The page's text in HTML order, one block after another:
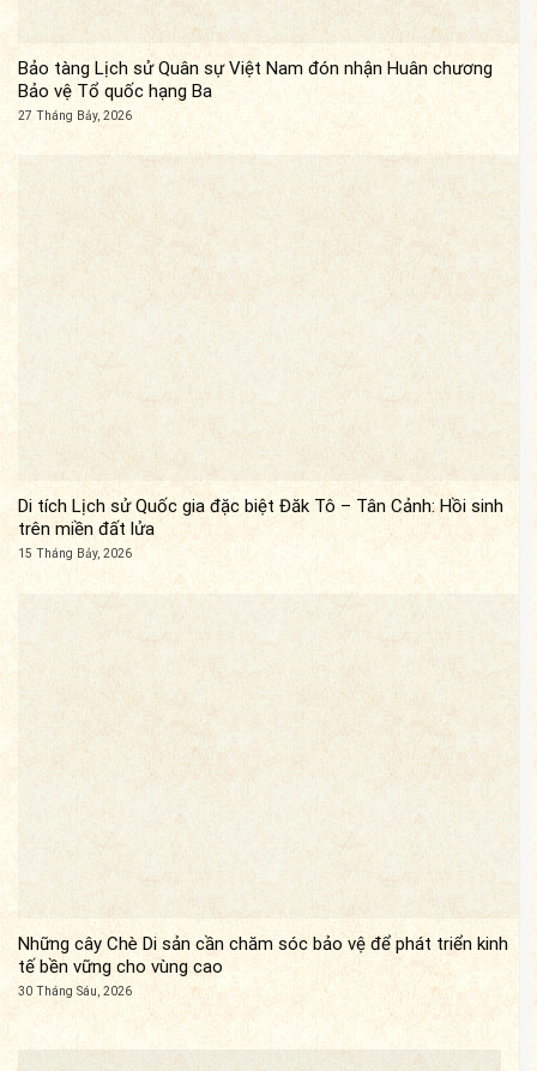
Bảo tàng Lịch sử Quân sự Việt Nam đón nhận Huân chương
Bảo vệ Tổ quốc hạng Ba
27 Tháng Bảy, 2026
Di tích Lịch sử Quốc gia đặc biệt Đăk Tô – Tân Cảnh: Hồi sinh
trên miền đất lửa
15 Tháng Bảy, 2026
Những cây Chè Di sản cần chăm sóc bảo vệ để phát triển kinh
tế bền vững cho vùng cao
30 Tháng Sáu, 2026